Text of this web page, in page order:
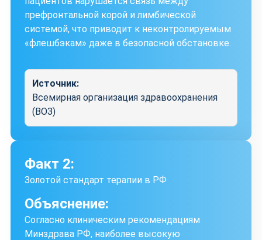
префронтальной корой и лимбической
системой, что приводит к неконтролируемым
«флешбэкам» даже в безопасной обстановке.
Источник:
Всемирная организация здравоохранения
(ВОЗ)
Факт 2:
Золотой стандарт терапии в РФ
Объяснение:
Согласно клиническим рекомендациям
Минздрава РФ, наиболее высокую